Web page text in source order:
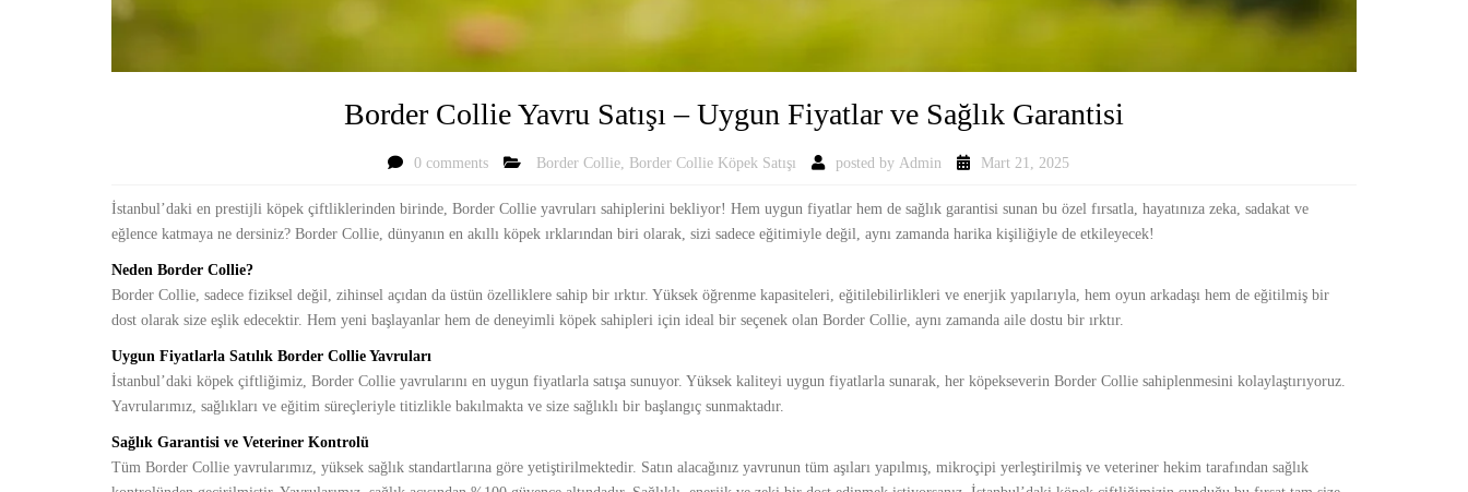
Border Collie Yavru Satışı – Uygun Fiyatlar ve Sağlık Garantisi
0 comments Border Collie Border Collie Köpek Satışı posted by Admin Mart 21, 2025
İstanbul’daki en prestijli köpek çiftliklerinden birinde, Border Collie yavruları sahiplerini bekliyor! Hem uygun fiyatlar hem de sağlık garantisi sunan bu özel fırsatla, hayatınıza zeka, sadakat ve
eğlence katmaya ne dersiniz? Border Collie, dünyanın en akıllı köpek ırklarından biri olarak, sizi sadece eğitimiyle değil, aynı zamanda harika kişiliğiyle de etkileyecek!
Neden Border Collie?
Border Collie, sadece fiziksel değil, zihinsel açıdan da üstün özelliklere sahip bir ırktır. Yüksek öğrenme kapasiteleri, eğitilebilirlikleri ve enerjik yapılarıyla, hem oyun arkadaşı hem de eğitilmiş bir
dost olarak size eşlik edecektir. Hem yeni başlayanlar hem de deneyimli köpek sahipleri için ideal bir seçenek olan Border Collie, aynı zamanda aile dostu bir ırktır.
Uygun Fiyatlarla Satılık Border Collie Yavruları
İstanbul’daki köpek çiftliğimiz, Border Collie yavrularını en uygun fiyatlarla satışa sunuyor. Yüksek kaliteyi uygun fiyatlarla sunarak, her köpekseverin Border Collie sahiplenmesini kolaylaştırıyoruz.
Yavrularımız, sağlıkları ve eğitim süreçleriyle titizlikle bakılmakta ve size sağlıklı bir başlangıç sunmaktadır.
Sağlık Garantisi ve Veteriner Kontrolü
Tüm Border Collie yavrularımız, yüksek sağlık standartlarına göre yetiştirilmektedir. Satın alacağınız yavrunun tüm aşıları yapılmış, mikroçipi yerleştirilmiş ve veteriner hekim tarafından sağlık